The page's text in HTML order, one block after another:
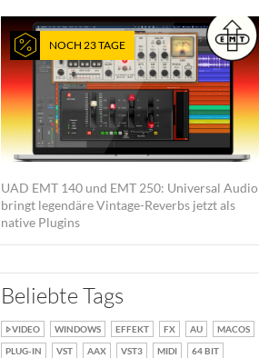
NOCH 23 TAGE
UAD EMT 140 und EMT 250: Universal Audio
bringt legendäre Vintage-Reverbs jetzt als
native Plugins
Beliebte Tags
VIDEO WINDOWS EFFEKT FX AU
MACOS
PLUG-IN
VST AAX VST3 MIDI
64 BIT